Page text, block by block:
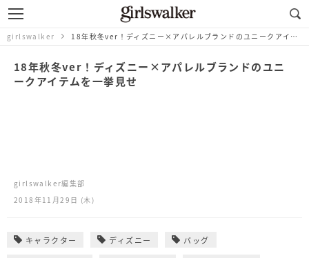
girlswalker 18年秋冬ver！ディズニー×アパレルブランドのユニークアイテムを一挙見せ
18年秋冬ver！ディズニー×アパレルブランドのユニ
ークアイテムを一挙見せ
girlswalker編集部
2018年11月29日 (木)
キャラクター ディズニー バッグ